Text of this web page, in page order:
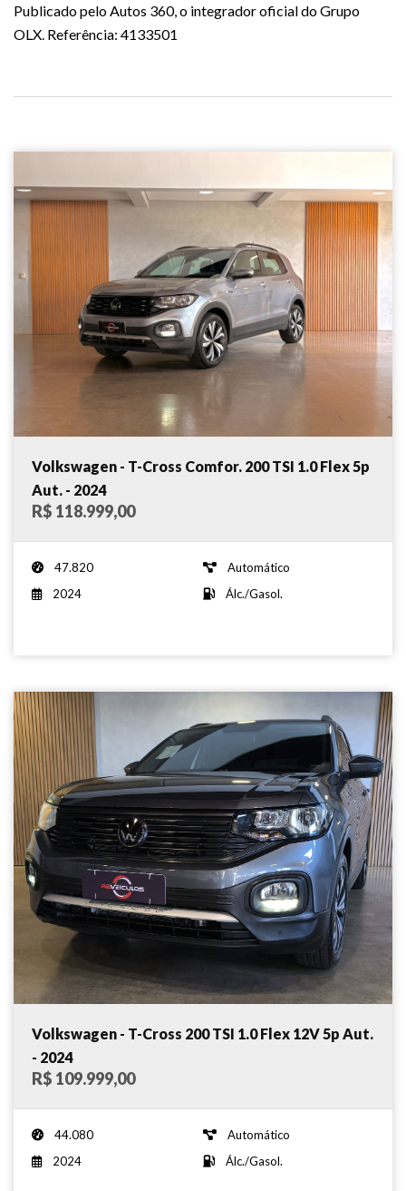
Publicado pelo Autos 360, o integrador oficial do Grupo
OLX. Referência: 4133501
Volkswagen - T-Cross Comfor. 200 TSI 1.0 Flex 5p
Aut. - 2024
R$ 118.999,00
47.820
Automático
2024
Álc./Gasol.
Volkswagen - T-Cross 200 TSI 1.0 Flex 12V 5p Aut.
- 2024
R$ 109.999,00
44.080
Automático
2024
Álc./Gasol.